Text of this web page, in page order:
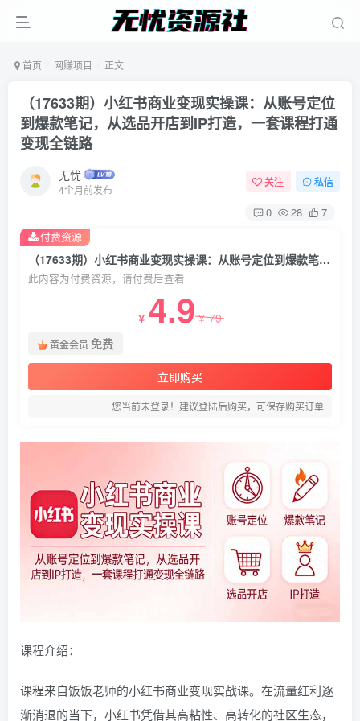
首页 网赚项目 正文
（17633期）小红书商业变现实操课：从账号定位
到爆款笔记，从选品开店到IP打造，一套课程打通
变现全链路
无忧
4个月前发布
关注 私信
0 28 7
（17633期）小红书商业变现实操课：从账号定位到爆款笔记，从选品开店到IP打造，一套课程打通变现全链路
此内容为付费资源，请付费后查看
￥ 4.9￥79
黄金会员 免费
立即购买
您当前未登录！建议登陆后购买，可保存购买订单
付费资源
课程介绍：
课程来自饭饭老师的小红书商业变现实战课。在流量红利逐
渐消退的当下，小红书凭借其高粘性、高转化的社区生态，